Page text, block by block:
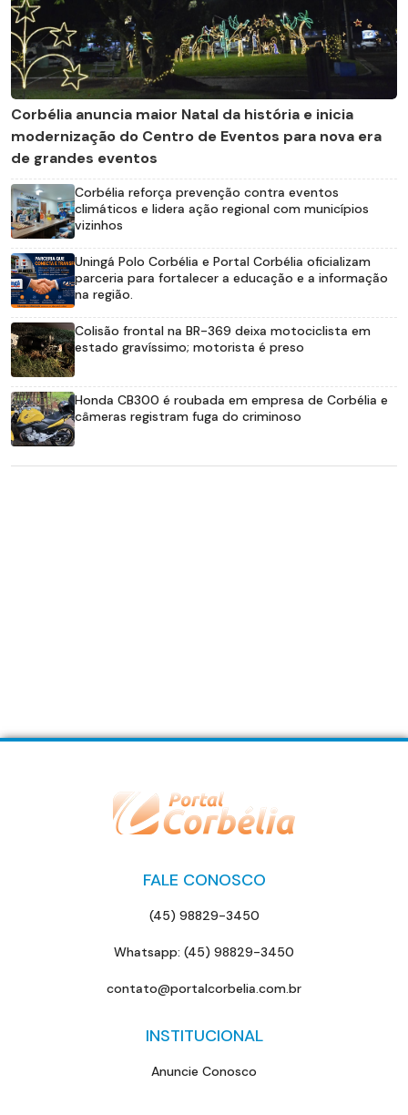
Corbélia anuncia maior Natal da história e inicia
modernização do Centro de Eventos para nova era
de grandes eventos
Corbélia reforça prevenção contra eventos
climáticos e lidera ação regional com municípios
vizinhos
Uningá Polo Corbélia e Portal Corbélia oficializam
parceria para fortalecer a educação e a informação
na região.
Colisão frontal na BR-369 deixa motociclista em
estado gravíssimo; motorista é preso
Honda CB300 é roubada em empresa de Corbélia e
câmeras registram fuga do criminoso
FALE CONOSCO
(45) 98829-3450
Whatsapp: (45) 98829-3450
contato@portalcorbelia.com.br
INSTITUCIONAL
Anuncie Conosco